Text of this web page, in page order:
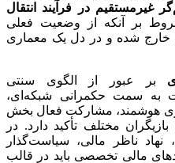
غیرمستقیم در فرآیند انتقال
بر آنکه از وضعیت فعلی
خارج شده و در دل یک معماری
بر عبور از الگوی سنتی
به سمت حکمرانی شبکه‌ای،
هوشمند، مشارکت فعال بخش
مختلف تأکید دارد. در
نهاد ناظر مالی، سیاست‌گذار
مالی تخصصی باید در قالب